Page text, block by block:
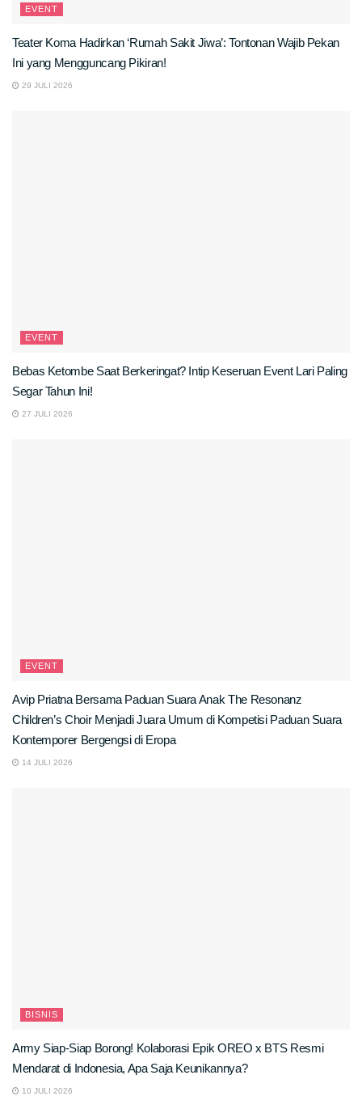
EVENT
Teater Koma Hadirkan ‘Rumah Sakit Jiwa’: Tontonan Wajib Pekan
Ini yang Mengguncang Pikiran!
29 JULI 2026
EVENT
Bebas Ketombe Saat Berkeringat? Intip Keseruan Event Lari Paling
Segar Tahun Ini!
27 JULI 2026
EVENT
Avip Priatna Bersama Paduan Suara Anak The Resonanz
Children’s Choir Menjadi Juara Umum di Kompetisi Paduan Suara
Kontemporer Bergengsi di Eropa
14 JULI 2026
BISNIS
Army Siap-Siap Borong! Kolaborasi Epik OREO x BTS Resmi
Mendarat di Indonesia, Apa Saja Keunikannya?
10 JULI 2026